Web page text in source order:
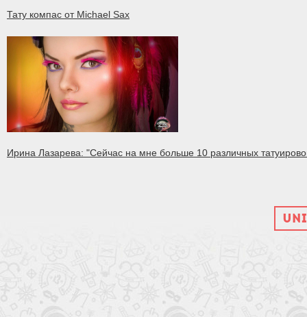
Тату компас от Michael Sax
Ирина Лазарева: "Сейчас на мне больше 10 различных